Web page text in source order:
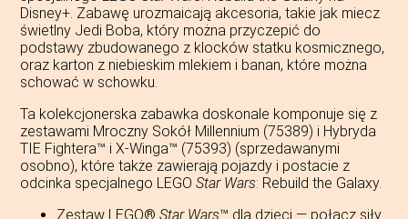
Disney+. Zabawę urozmaicają akcesoria, takie jak miecz
świetlny Jedi Boba, który można przyczepić do
podstawy zbudowanego z klocków statku kosmicznego,
oraz karton z niebieskim mlekiem i banan, które można
schować w schowku.
Ta kolekcjonerska zabawka doskonale komponuje się z
zestawami Mroczny Sokół Millennium (75389) i Hybryda
TIE Fightera™ i X-Winga™ (75393) (sprzedawanymi
osobno), które także zawierają pojazdy i postacie z
odcinka specjalnego LEGOStar Wars: Rebuild the Galaxy.
Zestaw LEGO®Star Wars™ dla dzieci — połącz siły